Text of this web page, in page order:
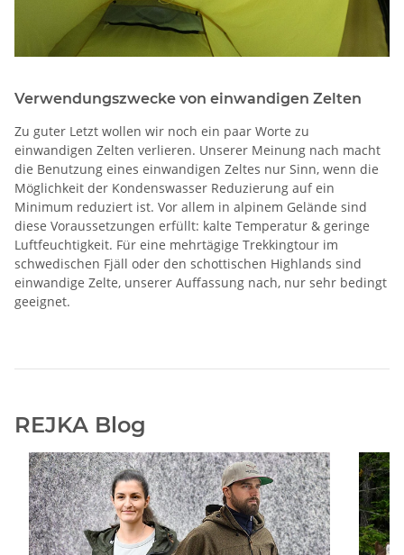
Verwendungszwecke von einwandigen Zelten
Zu guter Letzt wollen wir noch ein paar Worte zu
einwandigen Zelten verlieren. Unserer Meinung nach macht
die Benutzung eines einwandigen Zeltes nur Sinn, wenn die
Möglichkeit der Kondenswasser Reduzierung auf ein
Minimum reduziert ist. Vor allem in alpinem Gelände sind
diese Voraussetzungen erfüllt: kalte Temperatur & geringe
Luftfeuchtigkeit. Für eine mehrtägige Trekkingtour im
schwedischen Fjäll oder den schottischen Highlands sind
einwandige Zelte, unserer Auffassung nach, nur sehr bedingt
geeignet.
REJKA Blog